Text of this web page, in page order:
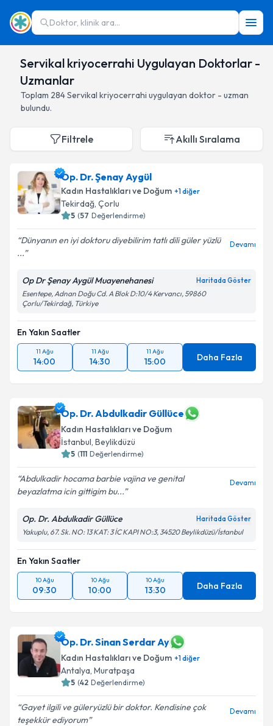
Doktor, klinik ara...
Servikal kriyocerrahi Uygulayan Doktorlar -
Uzmanlar
Toplam 284Servikal kriyocerrahi uygulayan doktor - uzman
bulundu.
Filtrele Akıllı Sıralama
Op. Dr. Şenay Aygül
Kadın Hastalıkları ve Doğum +1diğer
Tekirdağ, Çorlu
5 (57 Değerlendirme)
Dünyanın en iyi doktoru diyebilirim tatlı dili güler yüzlü
...
Devamı
Op Dr Şenay Aygül Muayenehanesi Haritada Göster
Esentepe, Adnan Doğu Cd. A Blok D:10/4 Kervancı, 59860
Çorlu/Tekirdağ, Türkiye
En Yakın Saatler
11 Ağu
14:00
11 Ağu
14:30
11 Ağu
15:00 Daha Fazla
Op. Dr. Abdulkadir Güllüce
Kadın Hastalıkları ve Doğum
İstanbul, Beylikdüzü
5 (111 Değerlendirme)
Abdulkadir hocama barbie vajina ve genital
beyazlatma icin gittigim bu...
Devamı
Op. Dr. Abdulkadir Güllüce Haritada Göster
Yakuplu, 67. Sk. NO: 13 KAT: 3 İC KAPI NO:3, 34520 Beylikdüzü/İstanbul
En Yakın Saatler
10 Ağu
09:30
10 Ağu
10:00
10 Ağu
13:30 Daha Fazla
Op. Dr. Sinan Serdar Ay
Kadın Hastalıkları ve Doğum +1diğer
Antalya, Muratpaşa
5 (42 Değerlendirme)
Gayet ilgili ve güleryüzlü bir doktor. Kendisine çok
teşekkür ediyorum
Devamı